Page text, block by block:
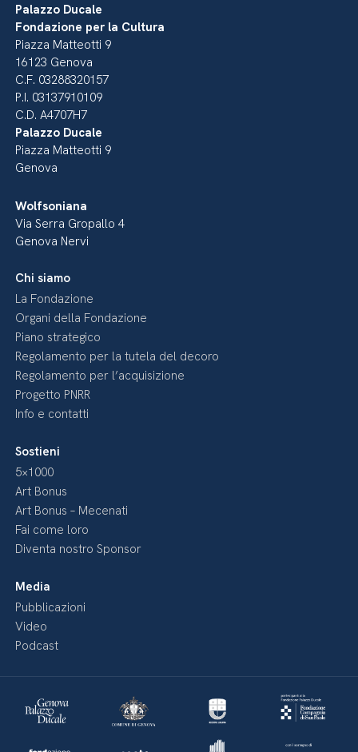
Palazzo Ducale
Fondazione per la Cultura
Piazza Matteotti 9
16123 Genova
C.F. 03288320157
P.I. 03137910109
C.D. A4707H7
Palazzo Ducale
Piazza Matteotti 9
Genova
Wolfsoniana
Via Serra Gropallo 4
Genova Nervi
Chi siamo
La Fondazione
Organi della Fondazione
Piano strategico
Regolamento per la tutela del decoro
Regolamento per l’acquisizione
Progetto PNRR
Info e contatti
Sostieni
5×1000
Art Bonus
Art Bonus – Mecenati
Fai come loro
Diventa nostro Sponsor
Media
Pubblicazioni
Video
Podcast